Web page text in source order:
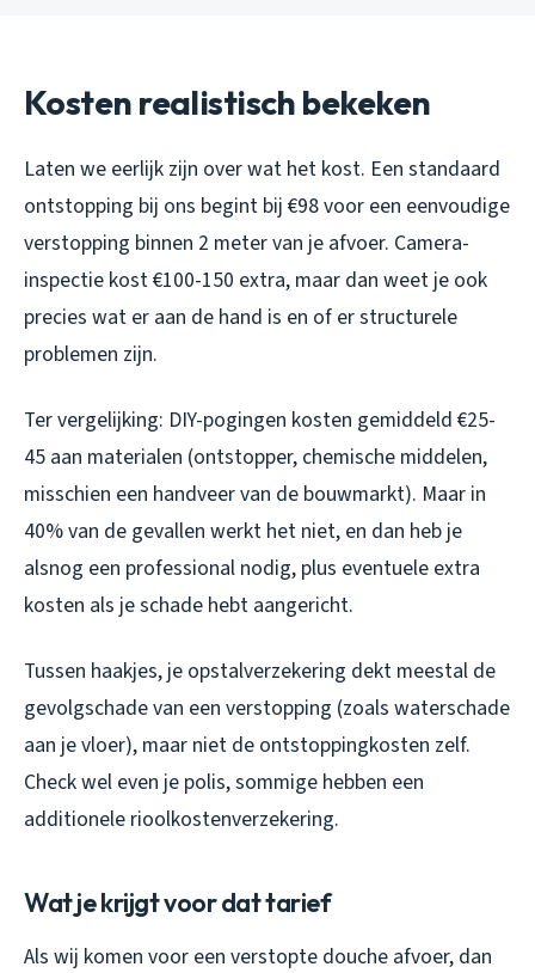
Kosten realistisch bekeken
Laten we eerlijk zijn over wat het kost. Een standaard
ontstopping bij ons begint bij €98 voor een eenvoudige
verstopping binnen 2 meter van je afvoer. Camera-
inspectie kost €100-150 extra, maar dan weet je ook
precies wat er aan de hand is en of er structurele
problemen zijn.
Ter vergelijking: DIY-pogingen kosten gemiddeld €25-
45 aan materialen (ontstopper, chemische middelen,
misschien een handveer van de bouwmarkt). Maar in
40% van de gevallen werkt het niet, en dan heb je
alsnog een professional nodig, plus eventuele extra
kosten als je schade hebt aangericht.
Tussen haakjes, je opstalverzekering dekt meestal de
gevolgschade van een verstopping (zoals waterschade
aan je vloer), maar niet de ontstoppingkosten zelf.
Check wel even je polis, sommige hebben een
additionele rioolkostenverzekering.
Wat je krijgt voor dat tarief
Als wij komen voor een verstopte douche afvoer, dan